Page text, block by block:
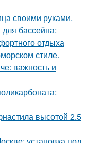
своими руками.
бассейна:
отдыха
стиле.
важность и
высотой 2.5